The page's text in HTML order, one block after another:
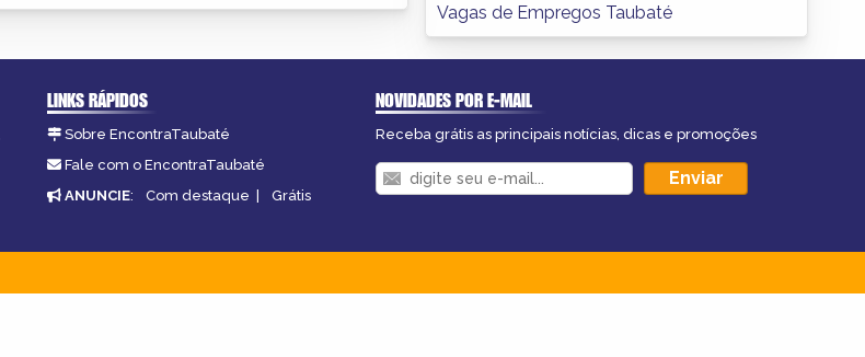
Vagas de Empregos Taubaté
LINKS RÁPIDOS
Sobre EncontraTaubaté
Fale com o EncontraTaubaté
ANUNCIE: Com destaque | Grátis
NOVIDADES POR E-MAIL
Receba grátis as principais notícias, dicas e promoções